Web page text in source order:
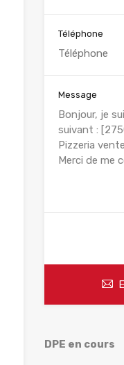
Téléphone
Message
DPE en cours